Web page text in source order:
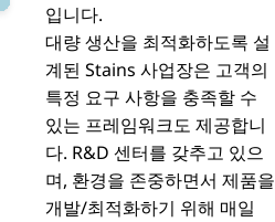
입니다.
대량 생산을 최적화하도록 설
계된 Stains 사업장은 고객의
특정 요구 사항을 충족할 수
있는 프레임워크도 제공합니
다. R&D 센터를 갖추고 있으
며, 환경을 존중하면서 제품을
개발/최적화하기 위해 매일